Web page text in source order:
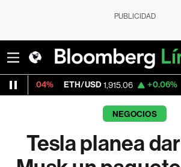
PUBLICIDAD
ETH/USD 1,915.06 +0.06% Visa 362.50
NEGOCIOS
Tesla planea